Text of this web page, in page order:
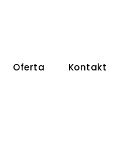
Oferta Kontakt